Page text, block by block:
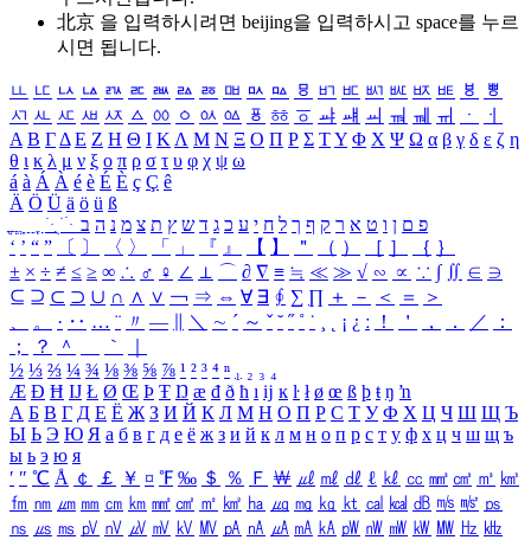
北京 을 입력하시려면 beijing을 입력하시고 space를 누르
시면 됩니다.
ㅥ ㅦ ㅧ ㅨ ㅩ ㅪ ㅫ ㅬ ㅭ ㅮ ㅯ ㅰ ㅱ ㅲ ㅳ ㅴ ㅵ ㅶ ㅷ ㅸ
ㅹ
ㅺ ㅻ ㅼ ㅽ ㅾ ㅿ ㆀ ㆁ ㆂ ㆃ ㆄ ㆅ ㆆ ㆇ ㆈ ㆉ ㆊ ㆋ ㆌ ㆍ
ㆎ
Α Β ΓΔ Ε Ζ Η Θ Ι ΚΛ Μ Ν Ξ Ο Π Ρ Σ ΤΥ Φ Χ Ψ Ω α β γ δ ε ζ η
θ ι κ λ μ ν ξ ο π ρ σ τ υ φ χ ψ ω
á à Á À é è É È ç Ç ê
Ä Ö Ü ä ö ü ß
ִֶֹ ֻּ ׁׂ פ ם ן ו ט א ר ק ף ך ל ח י ע כ ג ד ש ץ ת צ מ נ ה ב
‘ ’ “ ” 〔 〕 〈 〉 「 」 『 』 【 】 ＂ （ ） ［ ］ ｛ ｝
± × ÷ ≠ ≤ ≥ ∞ ∴ ♂ ♀ ∠ ⊥ ⌒ ∂ ∇ ≡ ≒ ≪ ≫ √ ∽ ∝ ∵ ∫ ∬ ∈ ∋
⊆ ⊇ ⊂ ⊃ ∪ ∩ ∧ ∨ ￢ ⇒ ⇔ ∀ ∃ ∮ ∑ ∏ ＋ － ＜ ＝
＞
、
。 · ‥ … ¨ 〃 ― ＼ ∼ ´ ～ ˇ ˘ ˝ ˚ ˙ ¸ ¡ ¿ ː ！ ＇ ， ． ／
：
；
？ ＾ ｀
½ ⅓ ⅔ ¼ ¾ ⅛ ⅜ ⅝ ⅞ ¹ ² ³ ⁴ ⁿ ₁ ₂ ₃ ₄
Æ Ð Ħ Ĳ Ł Ø Œ Þ Ŧ Ŋ æ đ ð ħ ı ĳ ĸ ŀ ł ø œ ß þ ŧ ŋ ŉ
А Б В Г Д Е Ё Ж З И Й К Л М Н О П Р С Т У Ф Х Ц Ч Ш Щ Ъ
Ы Ь Э Ю Я а б в г д е ё ж з и й к л м н о п р с т у ф х ц ч ш щ ъ
ы ь э ю я
′ ″ ℃ Å ￠ ￡ ￥ ¤ ℉ ‰ ＄ ％ Ｆ ￦ ㎕ ㎖ ㎗ ℓ ㎘ ㏄ ㎣ ㎤ ㎥ ㎦
㎙ ㎚ ㎛ ㎜ ㎝ ㎞ ㎟ ㎠ ㎡ ㎢ ㏊ ㎍ ㎎ ㎏ ㏏ ㎈ ㎉ ㏈ ㎧ ㎨ ㎰
㎱ ㎲ ㎳ ㎴ ㎵ ㎶ ㎷ ㎸ ㎹ ㎀ ㎁ ㎂ ㎃ ㎄ ㎺ ㎻ ㎽ ㎾ ㎿ ㎐ ㎑